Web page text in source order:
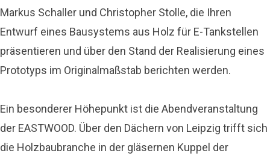
Markus Schaller und Christopher Stolle, die Ihren
Entwurf eines Bausystems aus Holz für E-Tankstellen
präsentieren und über den Stand der Realisierung eines
Prototyps im Originalmaßstab berichten werden.
Ein besonderer Höhepunkt ist die Abendveranstaltung
der EASTWOOD. Über den Dächern von Leipzig trifft sich
die Holzbaubranche in der gläsernen Kuppel der